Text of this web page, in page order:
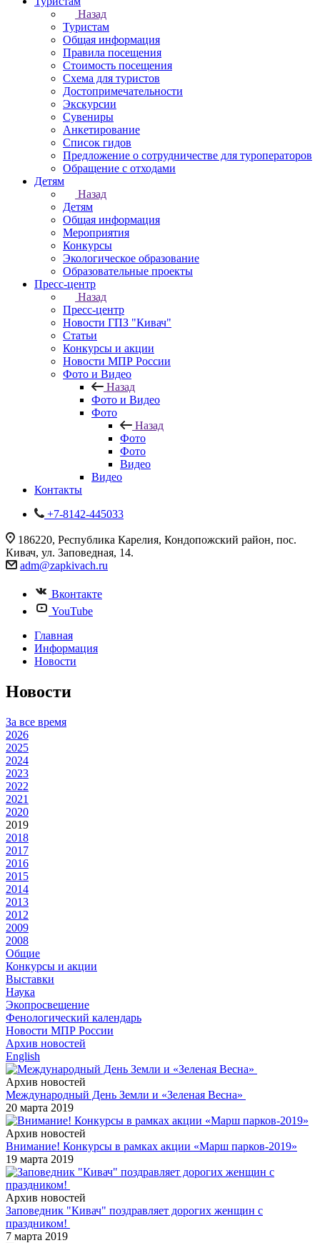
Назад
Туристам
Общая информация
Правила посещения
Стоимость посещения
Схема для туристов
Достопримечательности
Экскурсии
Сувениры
Анкетирование
Список гидов
Предложение о сотрудничестве для туроператоров
Обращение с отходами
Детям
Назад
Детям
Общая информация
Мероприятия
Конкурсы
Экологическое образование
Образовательные проекты
Пресс-центр
Назад
Пресс-центр
Новости ГПЗ "Кивач"
Статьи
Конкурсы и акции
Новости МПР России
Фото и Видео
Назад
Фото и Видео
Фото
Назад
Фото
Фото
Видео
Видео
Контакты
+7-8142-445033
186220, Республика Карелия, Кондопожский район, пос.
Кивач, ул. Заповедная, 14.
adm@zapkivach.ru
Вконтакте
YouTube
Главная
Информация
Новости
Новости
За все время
2026
2025
2024
2023
2022
2021
2020
2019
2018
2017
2016
2015
2014
2013
2012
2009
2008
Общие
Конкурсы и акции
Выставки
Наука
Экопросвещение
Фенологический календарь
Новости МПР России
Архив новостей
English
Архив новостей
Международный День Земли и «Зеленая Весна»
20 марта 2019
Архив новостей
Внимание! Конкурсы в рамках акции «Марш парков-2019»
19 марта 2019
Архив новостей
Заповедник "Кивач" поздравляет дорогих женщин с
праздником!
7 марта 2019